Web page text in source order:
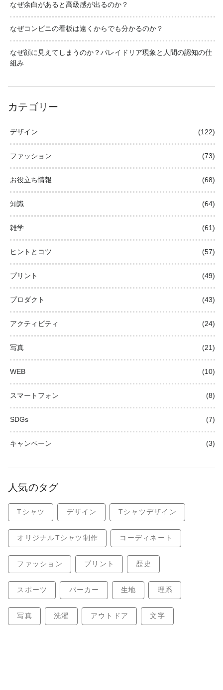
なぜ余白があると高級感が出るのか？
なぜコンビニの看板は遠くからでも分かるのか？
なぜ顔に見えてしまうのか？パレイドリア現象と人間の認知の仕
組み
カテゴリー
デザイン (122)
ファッション (73)
お役立ち情報 (68)
知識 (64)
雑学 (61)
ヒントとコツ (57)
プリント (49)
プロダクト (43)
アクティビティ (24)
写真 (21)
WEB (10)
スマートフォン (8)
SDGs (7)
キャンペーン (3)
人気のタグ
Tシャツ デザイン Tシャツデザイン
オリジナルTシャツ制作 コーディネート
ファッション プリント 歴史
スポーツ パーカー 生地 理系
写真 洗濯 アウトドア 文字